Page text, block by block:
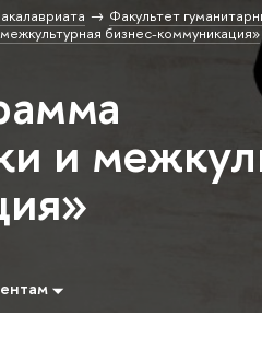
Факультет
бизнес-коммуникация»
и